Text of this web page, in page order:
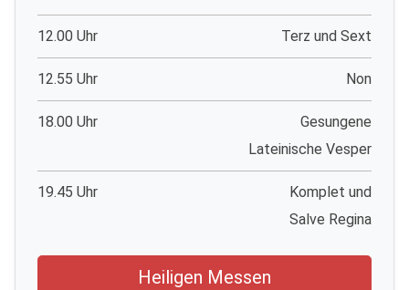
12.00 Uhr Terz und Sext
12.55 Uhr Non
18.00 Uhr
Gesungene
Lateinische Vesper
19.45 Uhr
Komplet und
Salve Regina
Heiligen Messen